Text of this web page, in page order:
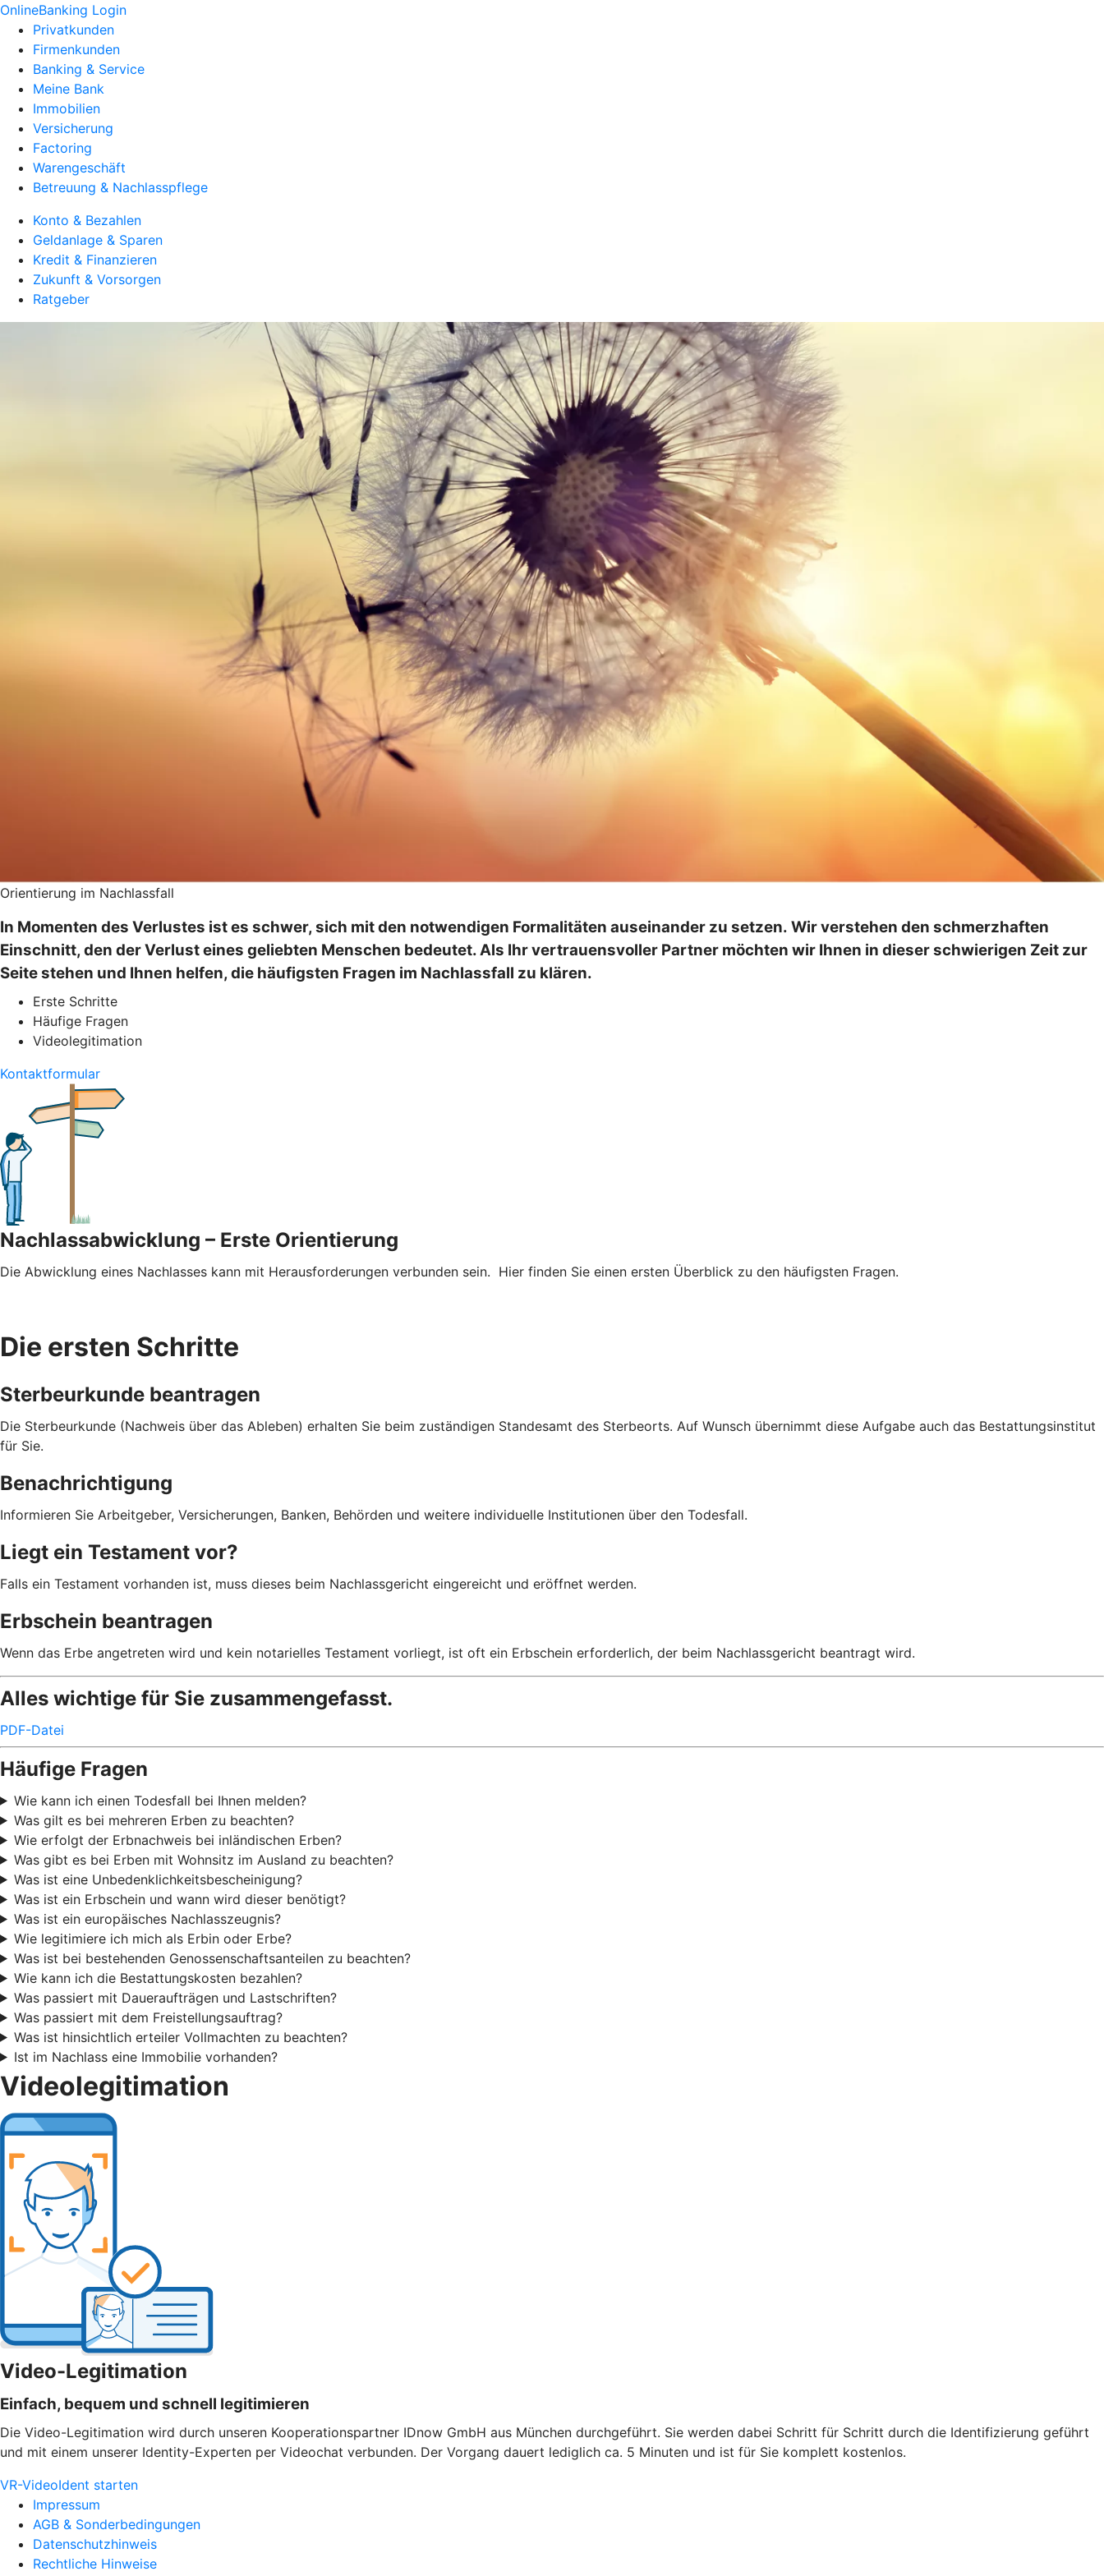
OnlineBanking Login
Privatkunden
Firmenkunden
Banking & Service
Meine Bank
Immobilien
Versicherung
Factoring
Warengeschäft
Betreuung & Nachlasspflege
Konto & Bezahlen
Geldanlage & Sparen
Kredit & Finanzieren
Zukunft & Vorsorgen
Ratgeber
Orientierung im Nachlassfall
In Momenten des Verlustes ist es schwer, sich mit den notwendigen Formalitäten auseinander zu setzen. Wir verstehen den schmerzhaften
Einschnitt, den der Verlust eines geliebten Menschen bedeutet. Als Ihr vertrauensvoller Partner möchten wir Ihnen in dieser schwierigen Zeit zur
Seite stehen und Ihnen helfen, die häufigsten Fragen im Nachlassfall zu klären.
Erste Schritte
Häufige Fragen
Videolegitimation
Kontaktformular
Nachlassabwicklung – Erste Orientierung
Die Abwicklung eines Nachlasses kann mit Herausforderungen verbunden sein. Hier finden Sie einen ersten Überblick zu den häufigsten Fragen.
Die ersten Schritte
Sterbeurkunde beantragen
Die Sterbeurkunde (Nachweis über das Ableben) erhalten Sie beim zuständigen Standesamt des Sterbeorts. Auf Wunsch übernimmt diese Aufgabe auch das Bestattungsinstitut
für Sie.
Benachrichtigung
Informieren Sie Arbeitgeber, Versicherungen, Banken, Behörden und weitere individuelle Institutionen über den Todesfall.
Liegt ein Testament vor?
Falls ein Testament vorhanden ist, muss dieses beim Nachlassgericht eingereicht und eröffnet werden.
Erbschein beantragen
Wenn das Erbe angetreten wird und kein notarielles Testament vorliegt, ist oft ein Erbschein erforderlich, der beim Nachlassgericht beantragt wird.
Alles wichtige für Sie zusammengefasst.
PDF-Datei
Häufige Fragen
Wie kann ich einen Todesfall bei Ihnen melden?
Was gilt es bei mehreren Erben zu beachten?
Wie erfolgt der Erbnachweis bei inländischen Erben?
Was gibt es bei Erben mit Wohnsitz im Ausland zu beachten?
Was ist eine Unbedenklichkeitsbescheinigung?
Was ist ein Erbschein und wann wird dieser benötigt?
Was ist ein europäisches Nachlasszeugnis?
Wie legitimiere ich mich als Erbin oder Erbe?
Was ist bei bestehenden Genossenschaftsanteilen zu beachten?
Wie kann ich die Bestattungskosten bezahlen?
Was passiert mit Daueraufträgen und Lastschriften?
Was passiert mit dem Freistellungsauftrag?
Was ist hinsichtlich erteiler Vollmachten zu beachten?
Ist im Nachlass eine Immobilie vorhanden?
Videolegitimation
Video-Legitimation
Einfach, bequem und schnell legitimieren
Die Video-Legitimation wird durch unseren Kooperationspartner IDnow GmbH aus München durchgeführt. Sie werden dabei Schritt für Schritt durch die Identifizierung geführt
und mit einem unserer Identity-Experten per Videochat verbunden. Der Vorgang dauert lediglich ca. 5 Minuten und ist für Sie komplett kostenlos.
VR-VideoIdent starten
Impressum
AGB & Sonderbedingungen
Datenschutzhinweis
Rechtliche Hinweise